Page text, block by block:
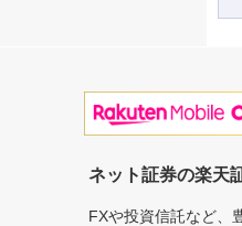
ネット証券の楽天
FXや投資信託など、